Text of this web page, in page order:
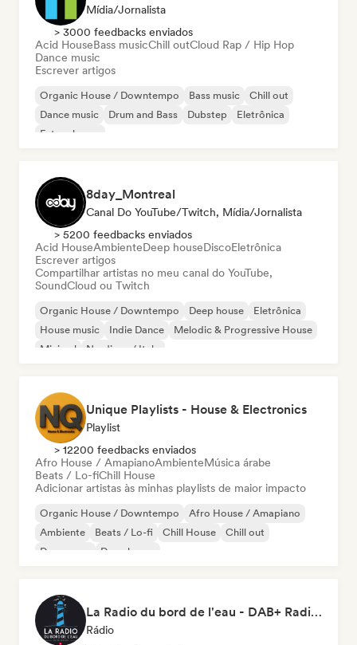
Mídia/Jornalista
> 3000 feedbacks enviados
Acid HouseBass musicChill outCloud Rap / Hip Hop
Dance music
Escrever artigos
Organic House / Downtempo Bass music
Chill out
Dance music
Drum and Bass Dubstep
Eletrônica
Future house
8day_Montreal
Canal Do YouTube/Twitch, Mídia/Jornalista
> 5200 feedbacks enviados
Acid HouseAmbienteDeep houseDiscoEletrônica
Escrever artigos
Compartilhar artistas no meu canal do YouTube,
SoundCloud ou Twitch
Organic House / Downtempo Deep house
Eletrônica
House music
Indie Dance
Melodic & Progressive House
Minimal
Nu-disco / Italo
Unique Playlists - House & Electronics
Playlist
> 12200 feedbacks enviados
Afro House / AmapianoAmbienteMúsica árabe
Beats / Lo-fiChill House
Adicionar artistas às minhas playlists de maior impacto
Organic House / Downtempo
Afro House / Amapiano
Ambiente
Beats / Lo-fi Chill House
Chill out
Dance pop
Deep house
La Radio du bord de l'eau - DAB+ Radio Station (Switzerland)
Rádio